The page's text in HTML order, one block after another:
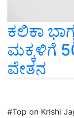
ಕಲಿಕಾ
ಮಕ್ಕಳಿಗೆ
ವೇತನ
#Top on Krishi